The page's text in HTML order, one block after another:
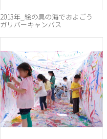
2013年_絵の具の海でおよごう
ガリバーキャンバス